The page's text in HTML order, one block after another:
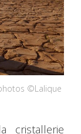
©Lalique
cristallerie